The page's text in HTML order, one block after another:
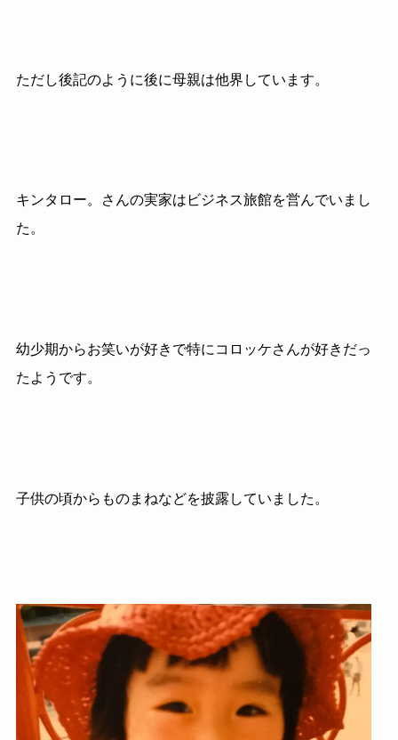
ただし後記のように後に母親は他界しています。
キンタロー。さんの実家はビジネス旅館を営んでいまし
た。
幼少期からお笑いが好きで特にコロッケさんが好きだっ
たようです。
子供の頃からものまねなどを披露していました。